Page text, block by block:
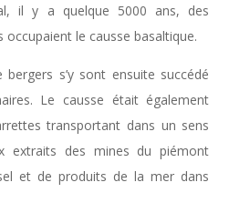
il y a quelque 5000 ans, des
occupaient le causse basaltique.
s’y sont ensuite succédé
Le causse était également
transportant dans un sens
extraits des mines du piémont
et de produits de la mer dans